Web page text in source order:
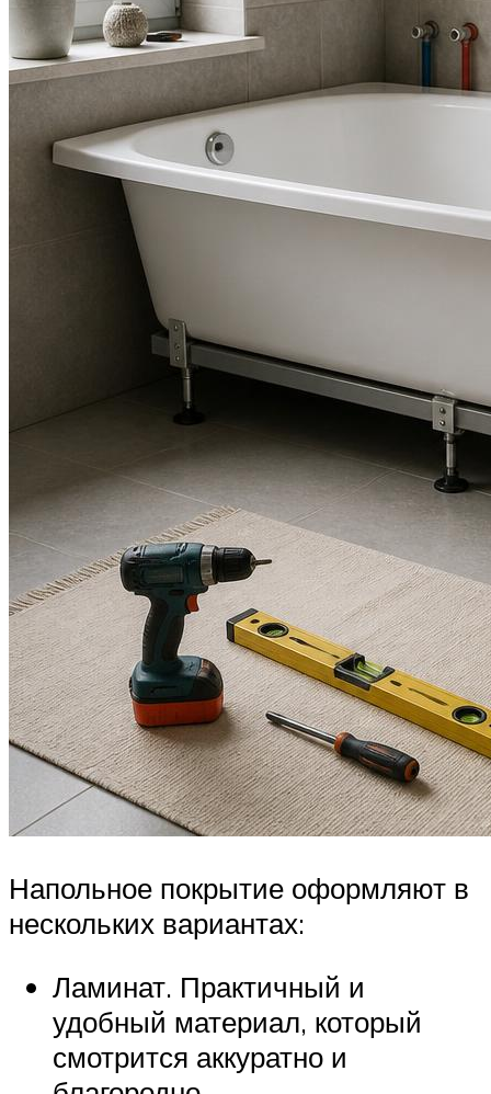
Напольное покрытие оформляют в
нескольких вариантах:
Ламинат. Практичный и
удобный материал, который
смотрится аккуратно и